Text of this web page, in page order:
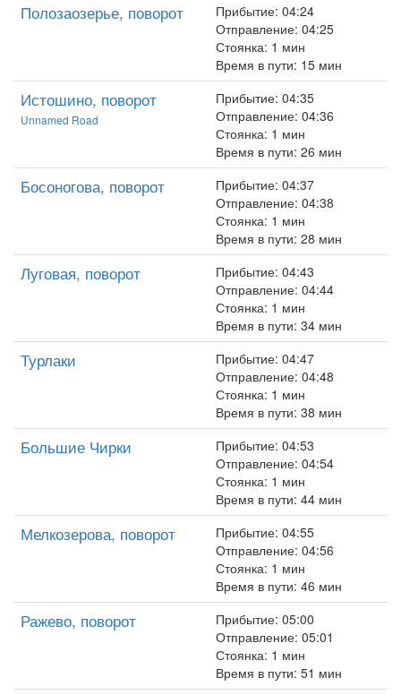
Полозаозерье, поворот
Прибытие: 04:24
Отправление: 04:25
Стоянка: 1 мин
Время в пути: 15 мин
Истошино, поворот
Unnamed Road
Прибытие: 04:35
Отправление: 04:36
Стоянка: 1 мин
Время в пути: 26 мин
Босоногова, поворот
Прибытие: 04:37
Отправление: 04:38
Стоянка: 1 мин
Время в пути: 28 мин
Луговая, поворот
Прибытие: 04:43
Отправление: 04:44
Стоянка: 1 мин
Время в пути: 34 мин
Турлаки
Прибытие: 04:47
Отправление: 04:48
Стоянка: 1 мин
Время в пути: 38 мин
Большие Чирки
Прибытие: 04:53
Отправление: 04:54
Стоянка: 1 мин
Время в пути: 44 мин
Мелкозерова, поворот
Прибытие: 04:55
Отправление: 04:56
Стоянка: 1 мин
Время в пути: 46 мин
Ражево, поворот
Прибытие: 05:00
Отправление: 05:01
Стоянка: 1 мин
Время в пути: 51 мин